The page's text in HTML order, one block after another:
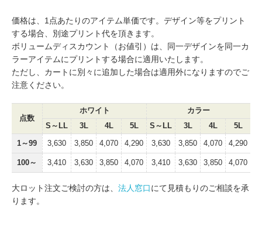
価格は、1点あたりのアイテム単価です。デザイン等をプリント
する場合、別途プリント代を頂きます。
ボリュームディスカウント（お値引）は、同一デザインを同一カ
ラーアイテムにプリントする場合に適用いたします。
ただし、カートに別々に追加した場合は適用外になりますのでご
注意ください。
点数
ホワイト
カラー
S～LL
3L 4L 5L S～LL 3L 4L 5L
1～99 3,630 3,850 4,070 4,290 3,630 3,850 4,070 4,290
100～ 3,410 3,630 3,850 4,070 3,410 3,630 3,850 4,070
大ロット注文ご検討の方は、 法人窓口にて見積もりのご相談を承
ります。